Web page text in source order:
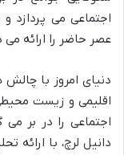
اجتماعی می پردازد و
عصر حاضر را ارائه
دنیای امروز با
اقلیمی و زیست
اجتماعی را در بر
دانیل لرچ، با